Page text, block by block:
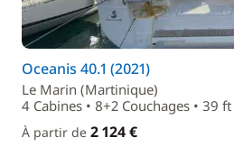
Oceanis 40.1 (2021)
Le Marin (Martinique)
4 Cabines • 8+2 Couchages • 39 ft
À partir de 2 124 €